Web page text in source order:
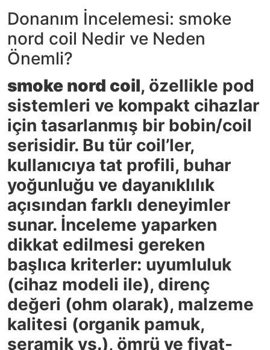
Donanım İncelemesi: smoke
nord coil Nedir ve Neden
Önemli?
smoke nord coil, özellikle pod
sistemleri ve kompakt cihazlar
için tasarlanmış bir bobin/coil
serisidir. Bu tür coil’ler,
kullanıcıya tat profili, buhar
yoğunluğu ve dayanıklılık
açısından farklı deneyimler
sunar. İnceleme yaparken
dikkat edilmesi gereken
başlıca kriterler: uyumluluk
(cihaz modeli ile), direnç
değeri (ohm olarak), malzeme
kalitesi (organik pamuk,
seramik vs.), ömrü ve fiyat-